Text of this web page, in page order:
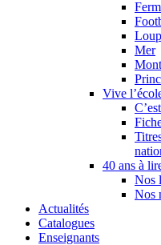
Mer
Vive
40 ans à
Nos
Nos
Actualités
Catalogues
Enseignants